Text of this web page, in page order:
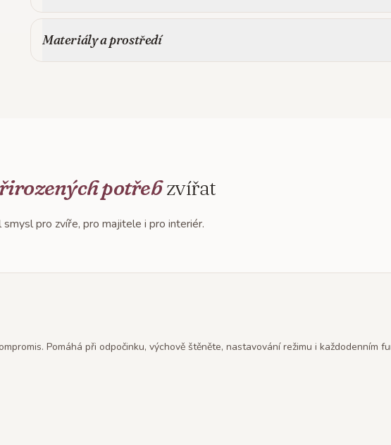
Materiály a prostředí
potřebzvířat
pro zvíře, pro majitele i pro interiér.
Pomáhá při odpočinku, výchově štěněte, nastavování režimu i každodenním